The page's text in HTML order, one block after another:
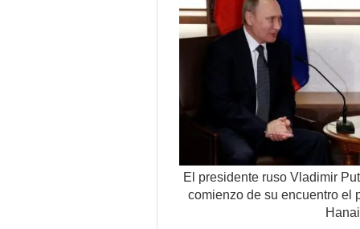
El presidente ruso Vladimir
comienzo de su encuentro el